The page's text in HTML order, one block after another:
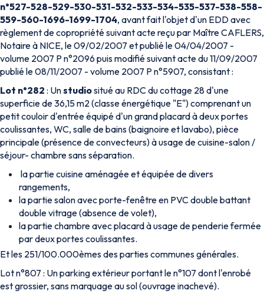
n°527-528-529-530-531-532-533-534-535-537-538-558-
559-560-1696-1699-1704, avant fait l'objet d'un EDD avec
règlement de copropriété suivant acte reçu par Maître CAFLERS,
Notaire à NICE, le 09/02/2007 et publié le 04/04/2007 -
volume 2007 P n°2096 puis modifié suivant acte du 11/09/2007
publié le 08/11/2007 - volume 2007 P n°5907, consistant :
Lot n°282 : Unstudiositué au RDC du cottage 28 d'une
superficie de 36,15 m2 (classe énergétique "E") comprenant un
petit couloir d'entrée équipé d'un grand placard à deux portes
coulissantes, WC, salle de bains (baignoire et lavabo), pièce
principale (présence de convecteurs) à usage de cuisine-salon /
séjour- chambre sans séparation.
la partie cuisine aménagée et équipée de divers
rangements,
la partie salon avec porte-fenêtre en PVC double battant
double vitrage (absence de volet),
la partie chambre avec placard à usage de penderie fermée
par deux portes coulissantes.
Et les 251/100.000èmes des parties communes générales.
Lot n°807 : Un parking extérieur portant le n°107 dont l'enrobé
est grossier, sans marquage au sol (ouvrage inachevé).